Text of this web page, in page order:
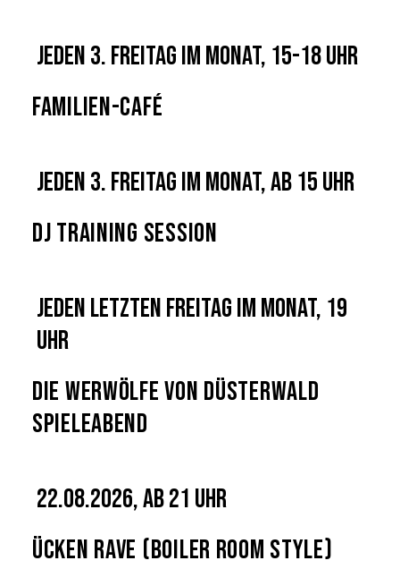
Jeden 3. Freitag im Monat, 15-18 Uhr
Familien-Café
Jeden 3. Freitag im Monat, ab 15 Uhr
DJ Training Session
Jeden letzten Freitag im Monat, 19
Uhr
Die Werwölfe von Düsterwald
Spieleabend
22.08.2026, ab 21 Uhr
Ücken Rave (Boiler Room Style)